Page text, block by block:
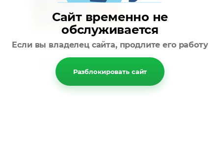
Следующее
Вернуться в галерею
Сайт временно не
обслуживается
Если вы владелец сайта, продлите его работу
Разблокировать сайт